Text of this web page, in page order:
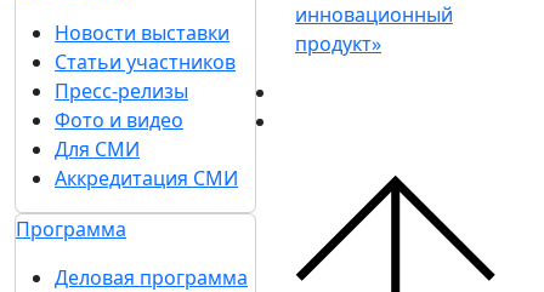
Новости выставки
Статьи участников
Пресс-релизы
Фото и видео
Для СМИ
Аккредитация СМИ
Программа
Деловая программа
инновационный
продукт»